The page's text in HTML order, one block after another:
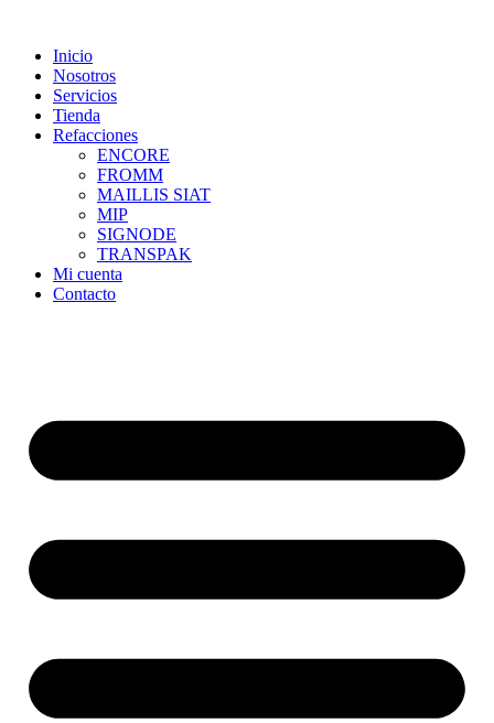
contentInicio
Nosotros
Servicios
Tienda
Refacciones
ENCORE
FROMM
MAILLIS SIAT
MIP
SIGNODE
TRANSPAK
Mi cuenta
Contacto